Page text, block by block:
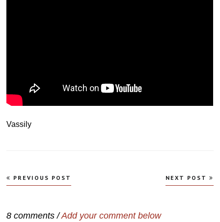
Vassily
Navegação
de
PREVIOUS POST NEXT POST
8 comments /Add your comment below